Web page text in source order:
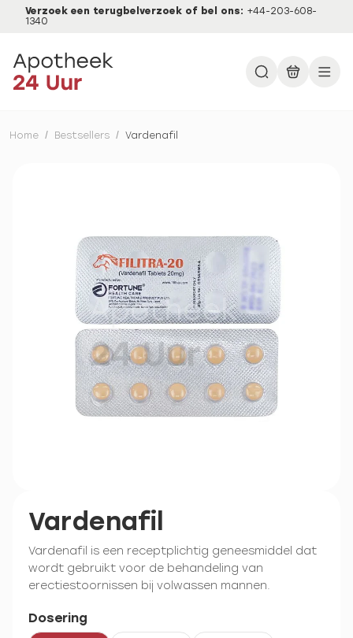
Verzoek een terugbelverzoek of bel ons: +44-203-608-
1340
Home / Bestsellers / Vardenafil
Vardenafil
Vardenafil is een receptplichtig geneesmiddel dat
wordt gebruikt voor de behandeling van
erectiestoornissen bij volwassen mannen.
Dosering